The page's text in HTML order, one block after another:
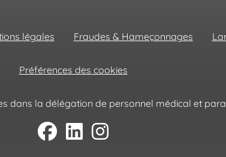
légales Fraudes & Hameçonnages
Préférences des cookies
dans la délégation de personnel médical et